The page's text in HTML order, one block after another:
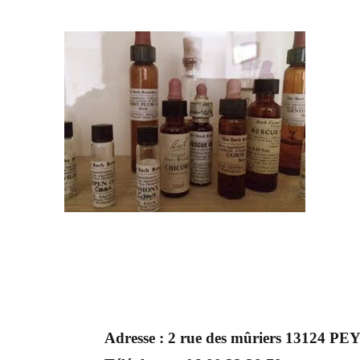
Adresse :2 rue des mûriers 13124